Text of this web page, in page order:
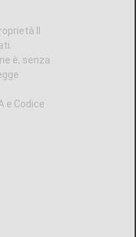
Il
è, senza
e Codice